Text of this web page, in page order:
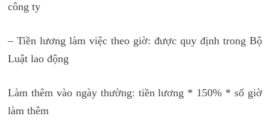
công ty
– Tiền lương làm việc theo giờ: được quy định trong Bộ
Luật lao động
Làm thêm vào ngày thường: tiền lương * 150% * số giờ
làm thêm